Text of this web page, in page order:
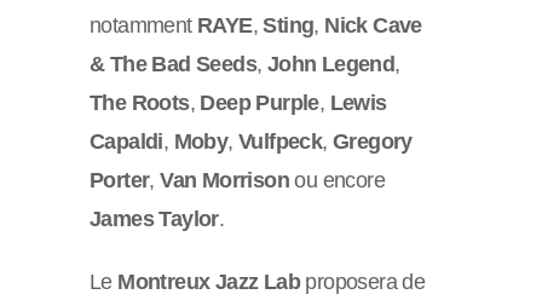
notamment RAYE,Sting, Nick Cave
& The Bad Seeds, John Legend,
The Roots, Deep Purple, Lewis
Capaldi, Moby,Vulfpeck,Gregory
Porter,Van Morrison ou encore
James Taylor.
Le Montreux Jazz Labproposera de